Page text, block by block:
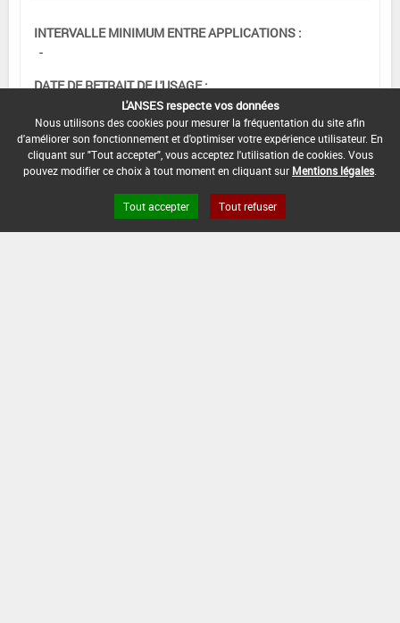
INTERVALLE MINIMUM ENTRE APPLICATIONS :
-
DATE DE RETRAIT DE L'USAGE :
DATE DE FIN DE DISTRIBUTION :
31/08/2014
DATE DE FIN D'UTILISATION :
L'ANSES respecte vos données
Nous utilisons des cookies pour mesurer la fréquentation du site afin
d'améliorer son fonctionnement et d'optimiser votre expérience utilisateur. En
cliquant sur "Tout accepter", vous acceptez l'utilisation de cookies. Vous
pouvez modifier ce choix à tout moment en cliquant sur Mentions légales
Tout accepter Tout refuser